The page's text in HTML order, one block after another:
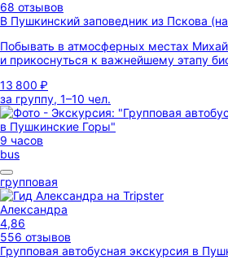
68 отзывов
В Пушкинский заповедник из Пскова
Побывать в атмосферных местах
и прикоснуться к важнейшему этапу
13 800 ₽
за группу, 1–10 чел.
9 часов
bus
групповая
Александра
4,86
556 отзывов
Групповая автобусная экскурсия в